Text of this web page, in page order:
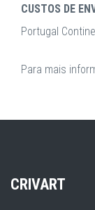
CUSTOS DE
Portugal
Para mais
CRIVART